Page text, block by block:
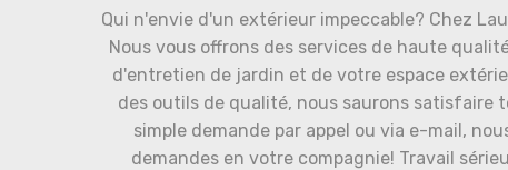
Qui n'envie d'un extérieur impeccable? Chez
Nous vous offrons des services de haute
d'entretien de jardin et de votre espace
des outils de qualité, nous saurons satisfaire
simple demande par appel ou via e-mail,
demandes en votre compagnie! Travail